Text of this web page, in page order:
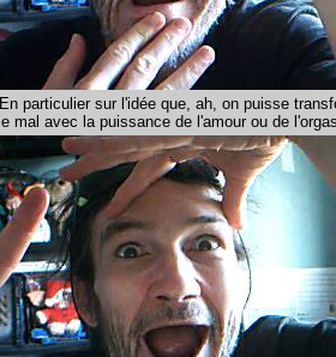
En particulier sur l'idée que, ah, on puisse
le mal avec la puissance de l'amour ou de